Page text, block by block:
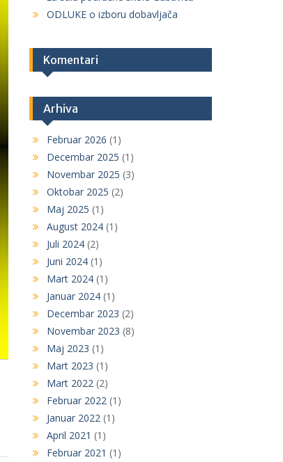
ODLUKE o izboru dobavljača
Komentari
Arhiva
Februar 2026 (1)
Decembar 2025 (1)
Novembar 2025 (3)
Oktobar 2025 (2)
Maj 2025 (1)
August 2024(1)
Juli 2024(2)
Juni 2024(1)
Mart 2024(1)
Januar 2024(1)
Decembar 2023 (2)
Novembar 2023 (8)
Maj 2023 (1)
Mart 2023 (1)
Mart 2022(2)
Februar 2022(1)
Januar 2022(1)
April 2021 (1)
Februar 2021 (1)